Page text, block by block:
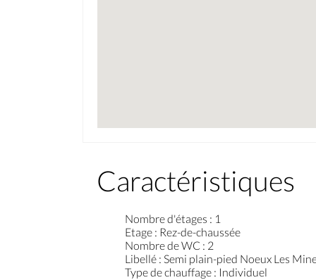
Caractéristiques
Nombre d'étages : 1
Etage : Rez-de-chaussée
Nombre de WC : 2
Libellé : Semi plain-pied Noeux Les
Type de chauffage : Individuel